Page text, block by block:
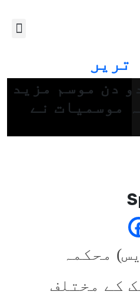
ترین
دن موسم مزید
موسمیات نے
محکمہ
کے مختلف